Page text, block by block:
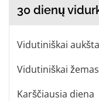
30 dienų
Vidutiniškai
Vidutiniškai žemas
Karščiausia diena